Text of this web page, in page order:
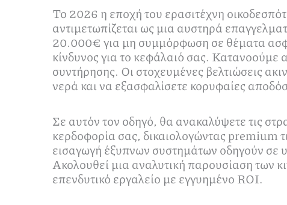
Το 2026 η εποχή του ερασιτέχνη
αντιμετωπίζεται ως μια αυστηρά
20.000€ για μη συμμόρφωση σε θέματα
κίνδυνος για το κεφάλαιό σας.
συντήρησης. Οι στοχευμένες βελτιώσεις
νερά και να εξασφαλίσετε κορυφαίες
Σε αυτόν τον οδηγό, θα ανακαλύψετε τις
κερδοφορία σας, δικαιολογώντας premium
εισαγωγή έξυπνων συστημάτων οδηγούν σε
Ακολουθεί μια αναλυτική παρουσίαση των
επενδυτικό εργαλείο με εγγυημένο ROI.